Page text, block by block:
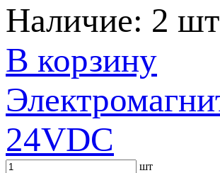
Наличие: 2 шт
В корзину
24VDC
шт